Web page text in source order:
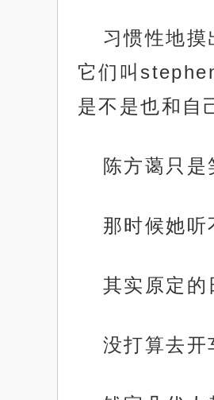
习惯性地
它们叫
是不是也和自
陈方蔼只是
那时候她听
其实原定的
没打算去开